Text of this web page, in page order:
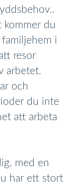
kommer du
i
resor
arbetet.
och
du inte
att arbeta
med en
har ett stort